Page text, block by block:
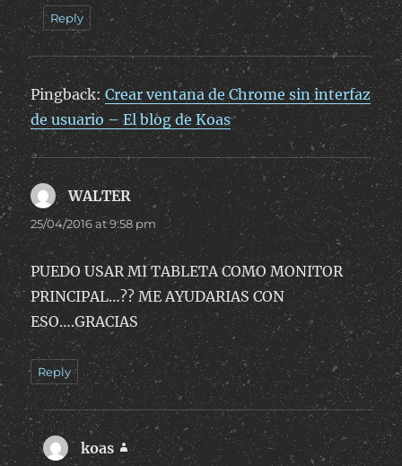
Reply
Pingback:Crear ventana de Chrome sin interfaz
de usuario – El blog de Koas
WALTER says:
25/04/2016 at 9:58 pm
PUEDO USAR MI TABLETA COMO MONITOR
PRINCIPAL…?? ME AYUDARIAS CON
ESO….GRACIAS
Reply
koas says: